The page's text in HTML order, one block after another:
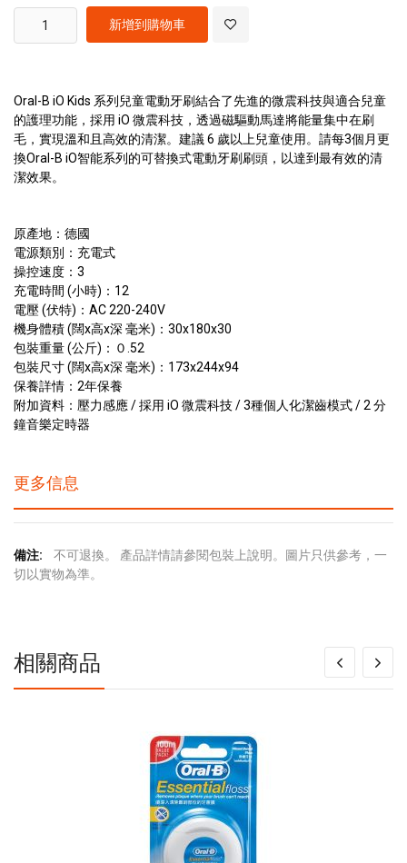
新增到購物車
Oral-B iO Kids 系列兒童電動牙刷結合了先進的微震科技與適合兒童
的護理功能，採用 iO 微震科技，透過磁驅動馬達將能量集中在刷
毛，實現溫和且高效的清潔。建議 6 歲以上兒童使用。請每3個月更
換Oral-B iO智能系列的可替換式電動牙刷刷頭，以達到最有效的清
潔效果。
原產地：德國
電源類別：充電式
操控速度：3
充電時間 (小時)：12
電壓 (伏特)：AC 220-240V
機身體積 (闊x高x深 毫米)：30x180x30
包裝重量 (公斤)：０.52
包裝尺寸 (闊x高x深 毫米)：173x244x94
保養詳情：2年保養
附加資料：壓力感應 / 採用 iO 微震科技 / 3種個人化潔齒模式 / 2 分
鐘音樂定時器
更多信息
更
多
不可退換。 產品詳情請參閱包裝上說明。圖片只供參考，一
切以實物為準。
相關商品